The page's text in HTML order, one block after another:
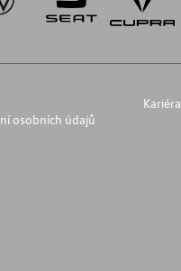
osobních údajů
Kariéra